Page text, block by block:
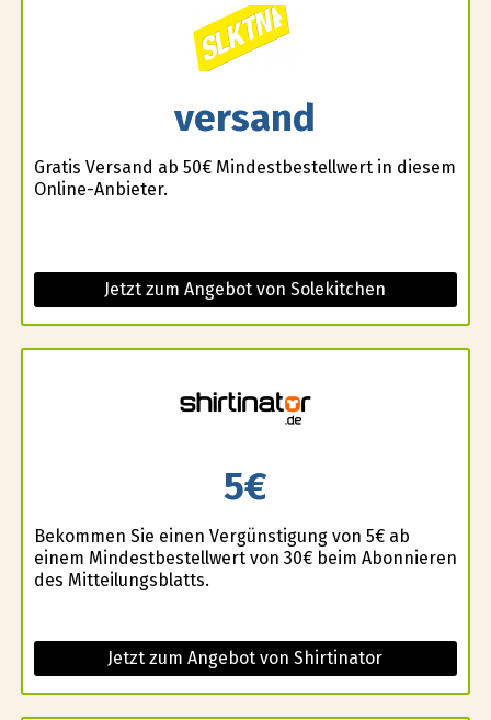
versand
Gratis Versand ab 50€ Mindestbestellwert in diesem
Online-Anbieter.
Jetzt zum Angebot von Solekitchen
5€
Bekommen Sie einen Vergünstigung von 5€ ab
einem Mindestbestellwert von 30€ beim Abonnieren
des Mitteilungsblatts.
Jetzt zum Angebot von Shirtinator